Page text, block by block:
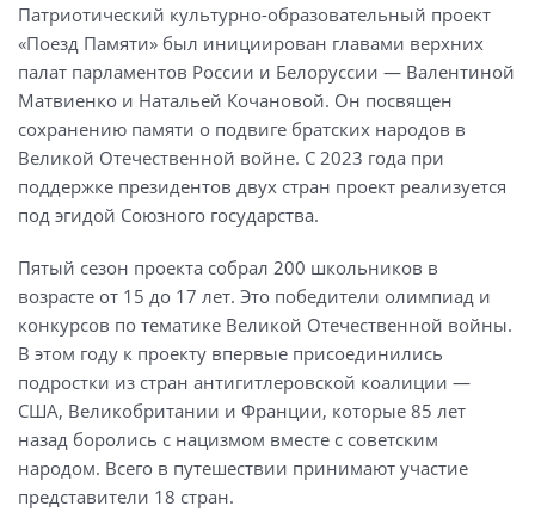
Патриотический культурно-образовательный проект
«Поезд Памяти» был инициирован главами верхних
палат парламентов России и Белоруссии — Валентиной
Матвиенко и Натальей Кочановой. Он посвящен
сохранению памяти о подвиге братских народов в
Великой Отечественной войне. С 2023 года при
поддержке президентов двух стран проект реализуется
под эгидой Союзного государства.
Пятый сезон проекта собрал 200 школьников в
возрасте от 15 до 17 лет. Это победители олимпиад и
конкурсов по тематике Великой Отечественной войны.
В этом году к проекту впервые присоединились
подростки из стран антигитлеровской коалиции —
США, Великобритании и Франции, которые 85 лет
назад боролись с нацизмом вместе с советским
народом. Всего в путешествии принимают участие
представители 18 стран.